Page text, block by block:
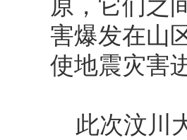
原，它们之
害爆发在山
使地震灾害
此次汶川